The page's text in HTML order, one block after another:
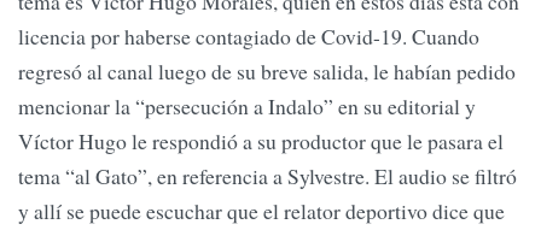
licencia por haberse contagiado de Covid-19. Cuando
regresó al canal luego de su breve salida, le habían pedido
mencionar la “persecución a Indalo” en su editorial y
Víctor Hugo le respondió a su productor que le pasara el
tema “al Gato”, en referencia a Sylvestre. El audio se filtró
y allí se puede escuchar que el relator deportivo dice que